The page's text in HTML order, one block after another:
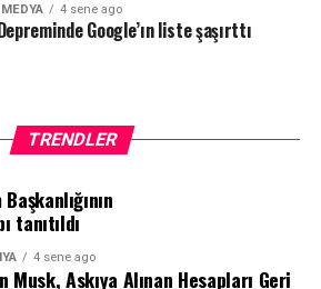
4 sene ago
Google’ın liste şaşırttı
TRENDLER
tanıtıldı
4 sene ago
Musk, Askıya Alınan Hesapları Geri